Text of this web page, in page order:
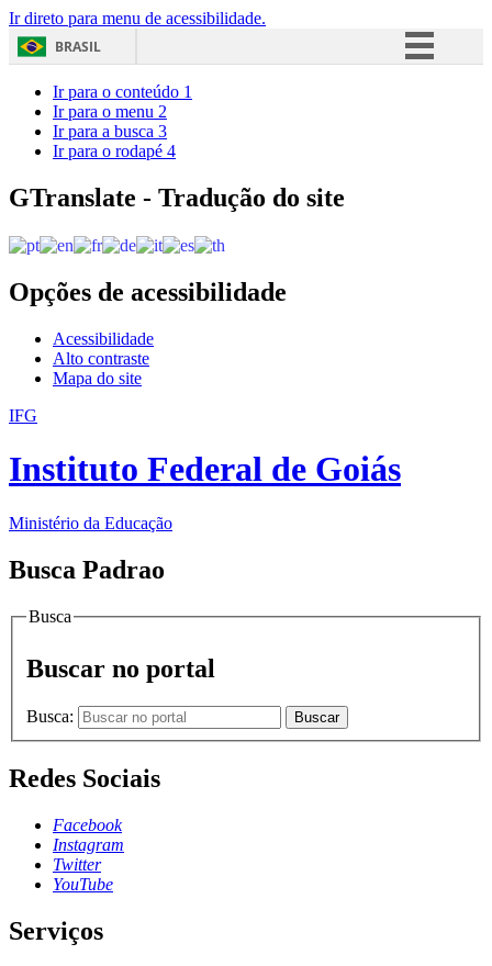
Ir direto para menu de acessibilidade.
BRASIL
Acesso à informação
Ir para o conteúdo 1
Ir para o menu 2
Ir para a busca 3
Ir para o rodapé 4
GTranslate - Tradução do site
Opções de acessibilidade
Acessibilidade
Alto contraste
Mapa do site
IFG
Instituto Federal de Goiás
Ministério da Educação
Busca Padrao
Busca
Buscar no portal
Busca: Buscar
Redes Sociais
Facebook
Instagram
Twitter
YouTube
Serviços